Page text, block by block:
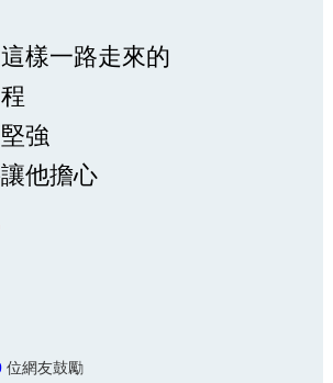
樣一路走來的
強
他擔心
位網友鼓勵